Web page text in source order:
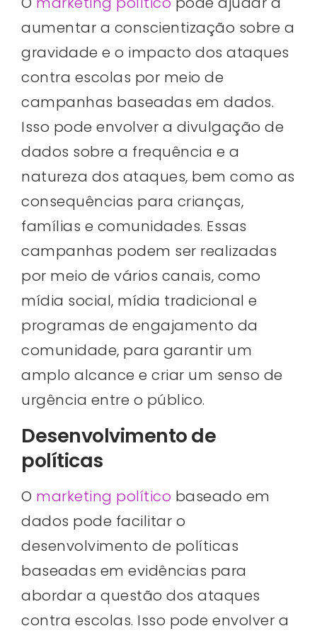
aumentar a conscientização sobre a
gravidade e o impacto dos ataques
contra escolas por meio de
campanhas baseadas em dados.
Isso pode envolver a divulgação de
dados sobre a frequência e a
natureza dos ataques, bem como as
consequências para crianças,
famílias e comunidades. Essas
campanhas podem ser realizadas
por meio de vários canais, como
mídia social, mídia tradicional e
programas de engajamento da
comunidade, para garantir um
amplo alcance e criar um senso de
urgência entre o público.
Desenvolvimento de
políticas
O marketing político baseado em
dados pode facilitar o
desenvolvimento de políticas
baseadas em evidências para
abordar a questão dos ataques
contra escolas. Isso pode envolver a